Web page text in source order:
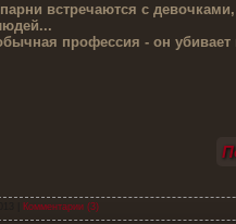
встречаются с девочками,
профессия - он
Комментарии (3)